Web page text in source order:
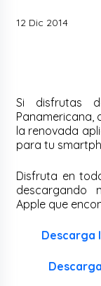
12 Dic 2014
Si disfrutas
Panamericana,
la renovada
para tu
Disfruta en
descargando
Apple que
Descarga